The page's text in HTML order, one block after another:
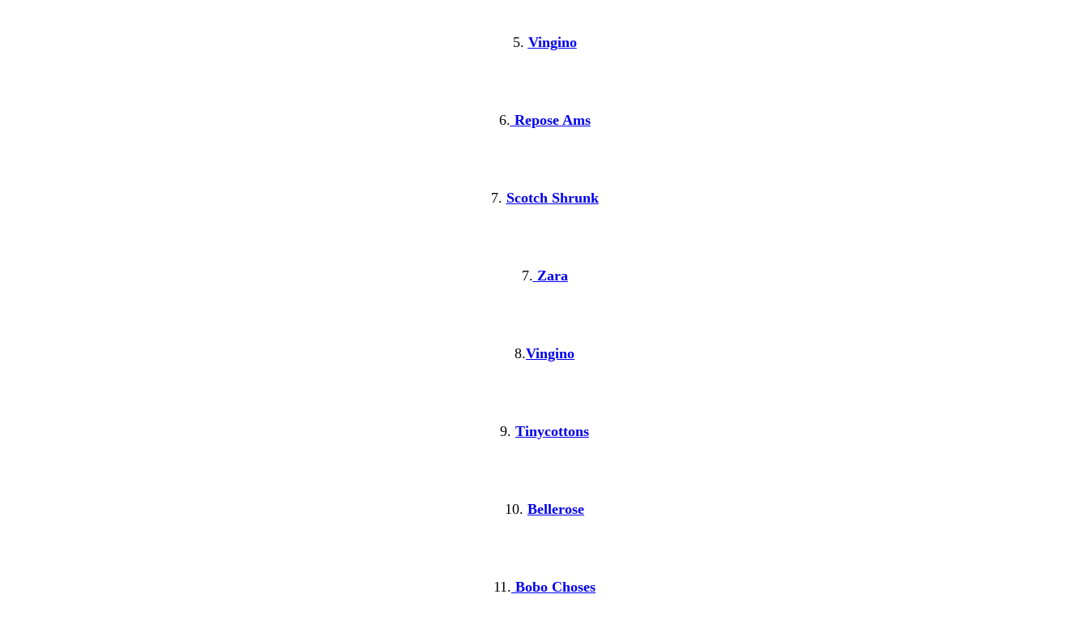
5. Vingino
6. Repose Ams
7. Scotch Shrunk
7. Zara
8.Vingino
9. Tinycottons
10. Bellerose
11. Bobo Choses